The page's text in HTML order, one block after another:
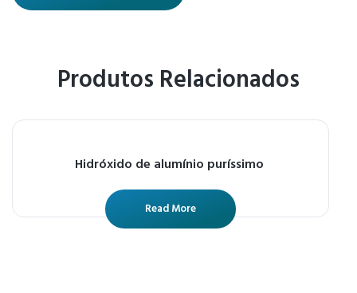
Produtos Relacionados
Hidróxido de alumínio puríssimo
Read More